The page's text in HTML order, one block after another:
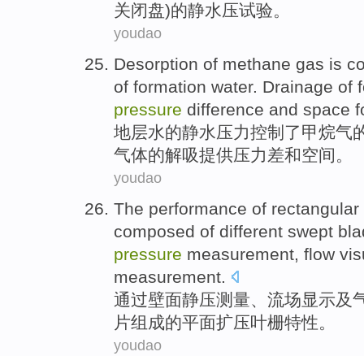
关闭盘)的静水压试验。
youdao
Desorption of methane gas is
of formation water. Drainage of
pressure difference and space
地层水的静水压力控制 了甲烷气
气体的解吸提供压力差和空间。
youdao
The performance of rectangular
composed of different swept
pressure measurement, flow
measurement.
通过壁面静压测量、 流场显示及
片组成的平面扩压叶栅特性。
youdao